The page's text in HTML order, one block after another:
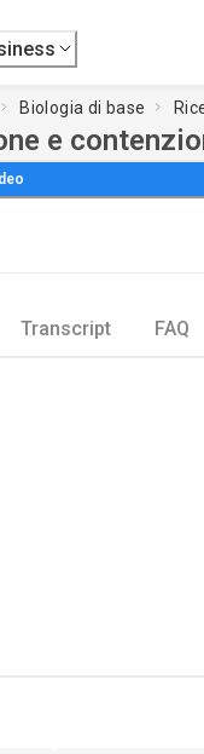
Biologia di base
e
Transcript FAQ